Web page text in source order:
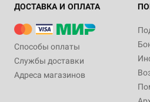
ДОСТАВКА И ОПЛАТА
Способы оплаты
Службы доставки
Адреса магазинов